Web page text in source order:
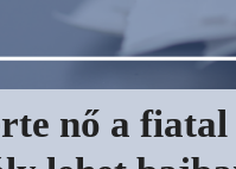
nő a fiatal